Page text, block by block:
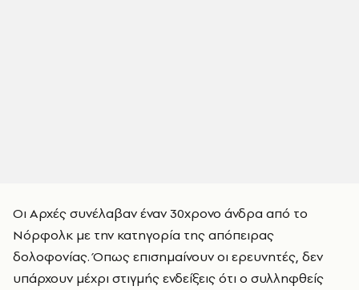
Οι Αρχές συνέλαβαν έναν 30χρονο άνδρα από το
Νόρφολκ με την κατηγορία της απόπειρας
δολοφονίας. Όπως επισημαίνουν οι ερευνητές, δεν
υπάρχουν μέχρι στιγμής ενδείξεις ότι ο συλληφθείς